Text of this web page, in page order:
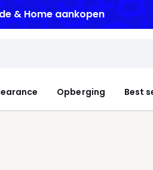
& Home aankopen
Opberging Best